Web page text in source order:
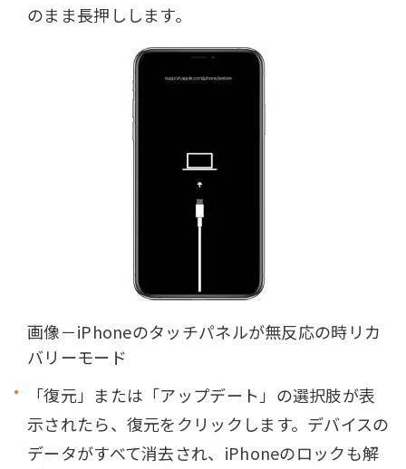
のまま長押しします。
画像－iPhoneのタッチパネルが無反応の時リカ
バリーモード
「復元」または「アップデート」の選択肢が表
示されたら、復元をクリックします。デバイスの
データがすべて消去され、iPhoneのロックも解